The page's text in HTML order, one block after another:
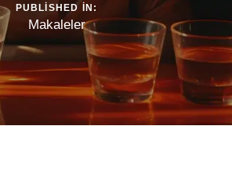
PUBLISHED IN:
Makaleler